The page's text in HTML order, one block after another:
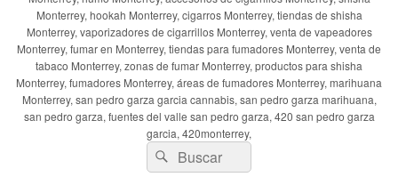
Monterrey, hookah Monterrey, cigarros Monterrey, tiendas de shisha
Monterrey, vaporizadores de cigarrillos Monterrey, venta de vapeadores
Monterrey, fumar en Monterrey, tiendas para fumadores Monterrey, venta de
tabaco Monterrey, zonas de fumar Monterrey, productos para shisha
Monterrey, fumadores Monterrey, áreas de fumadores Monterrey, marihuana
Monterrey, san pedro garza garcia cannabis, san pedro garza marihuana,
san pedro garza, fuentes del valle san pedro garza, 420 san pedro garza
garcia, 420monterrey,
Buscar
por:
Buscar